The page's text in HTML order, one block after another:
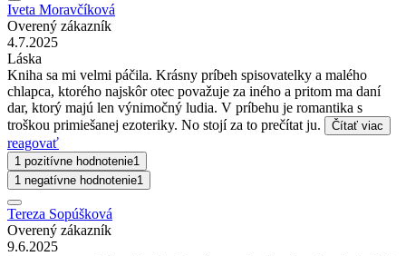
Iveta Moravčíková
Overený zákazník
4.7.2025
Láska
Kniha sa mi velmi páčila. Krásny príbeh spisovatelky a malého
chlapca, ktorého najskôr otec považuje za iného a pritom ma daní
dar, ktorý majú len výnimočný ludia. V príbehu je romantika s
troškou primiešanej ezoteriky. No stojí za to prečítat ju.
Čítať viac
reagovať
1 pozitívne hodnotenie1
1 negatívne hodnotenie1
Tereza Sopúšková
Overený zákazník
9.6.2025